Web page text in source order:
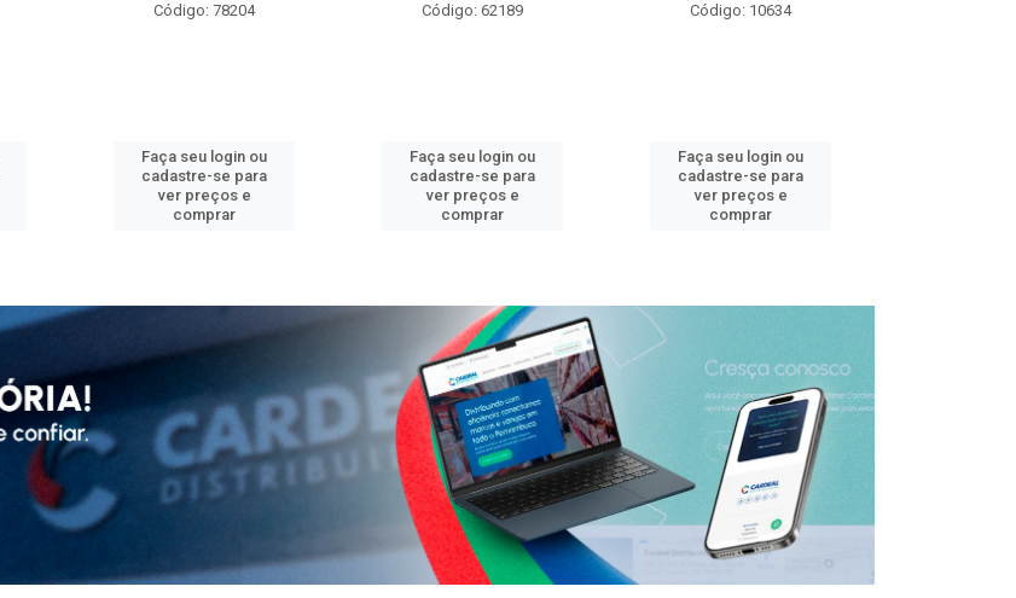
Código: 78204
Faça seu login ou
cadastre-se para
ver preços e
comprar
Código: 62189
Faça seu login ou
cadastre-se para
ver preços e
comprar
Código: 10634
Faça seu login ou
cadastre-se para
ver preços e
comprar